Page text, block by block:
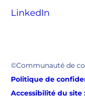
LinkedIn
©Communauté de
Politique de
Accessibilité du